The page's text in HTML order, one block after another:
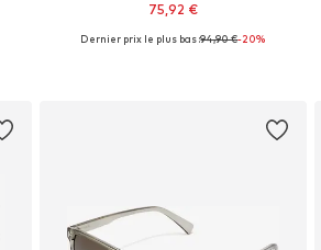
75,92 €
Tailles disponibles: 80, 85, 90, 95, 100, 105
Dernier prix le plus bas :94,90 €-20%